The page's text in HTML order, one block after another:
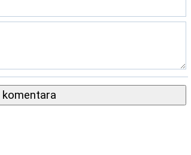
komentara